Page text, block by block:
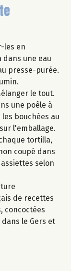
les en
dans une eau
presse-purée.
le tout.
une poêle à
bouchées au
l'emballage.
tortilla,
coupé dans
selon
de recettes
concoctées
le Gers et